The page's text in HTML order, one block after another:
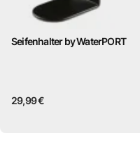
Seifenhalter by WaterPORT
29,99 €